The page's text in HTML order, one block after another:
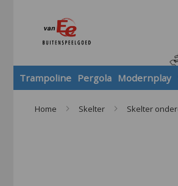
Trampoline Pergola Modernplay
Home Skelter Skelter